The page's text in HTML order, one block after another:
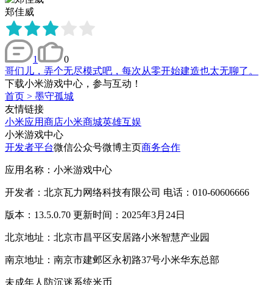
郑佳威
1
0
哥们儿，弄个无尽模式吧，每次从零开始建造也太无聊了。
下载小米游戏中心，参与互动！
首页 > 墨守孤城
友情链接
小米应用商店小米商城英雄互娱
小米游戏中心
开发者平台微信公众号微博主页商务合作
应用名称：小米游戏中心
开发者：北京瓦力网络科技有限公司 电话：010-60606666
版本：13.5.0.70 更新时间：2025年3月24日
北京地址：北京市昌平区安居路小米智慧产业园
南京地址：南京市建邺区永初路37号小米华东总部
未成年人防沉迷系统米币